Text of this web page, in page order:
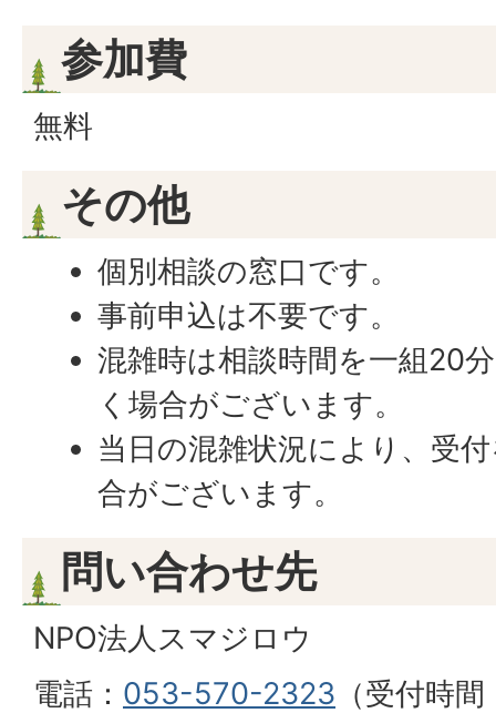
参加費
無料
その他
個別相談の窓口です。
事前申込は不要です。
混雑時は相談時間を一組20
く場合がございます。
当日の混雑状況により、受
合がございます。
問い合わせ先
NPO法人スマジロウ
電話： 053-570-2323 （受付時